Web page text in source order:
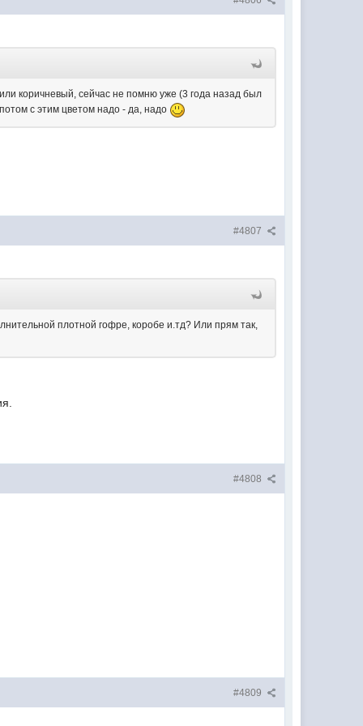
коричневый, сейчас не помню уже (3 года назад был
с этим цветом надо - да, надо
#4807
плотной гофре, коробе и.тд? Или прям так,
#4808
#4809